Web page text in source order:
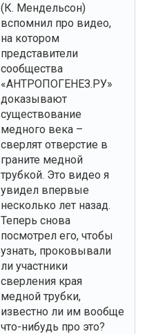
(К. Мендельсон)
вспомнил про видео,
на котором
представители
сообщества
«АНТРОПОГЕНЕЗ.РУ»
доказывают
существование
медного века –
сверлят отверстие в
граните медной
трубкой. Это видео я
увидел впервые
несколько лет назад.
Теперь снова
посмотрел его, чтобы
узнать, проковывали
ли участники
сверления края
медной трубки,
известно ли им вообще
что-нибудь про это?